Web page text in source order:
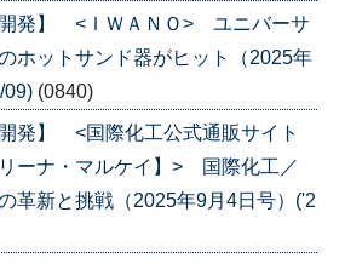
発】 <ＩＷＡＮＯ> ユニバーサ
ホットサンド器がヒット（2025年
09) (0840)
発】 <国際化工公式通販サイト
リーナ・マルケイ】> 国際化工／
革新と挑戦（2025年9月4日号）('2